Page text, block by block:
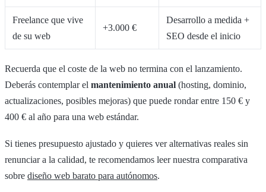
Freelance que vive
de su web
+3.000 €
Desarrollo a medida +
SEO desde el inicio
Recuerda que el coste de la web no termina con el lanzamiento.
Deberás contemplar el mantenimiento anual (hosting, dominio,
actualizaciones, posibles mejoras) que puede rondar entre 150 € y
400 € al año para una web estándar.
Si tienes presupuesto ajustado y quieres ver alternativas reales sin
renunciar a la calidad, te recomendamos leer nuestra comparativa
sobre diseño web barato para autónomos.